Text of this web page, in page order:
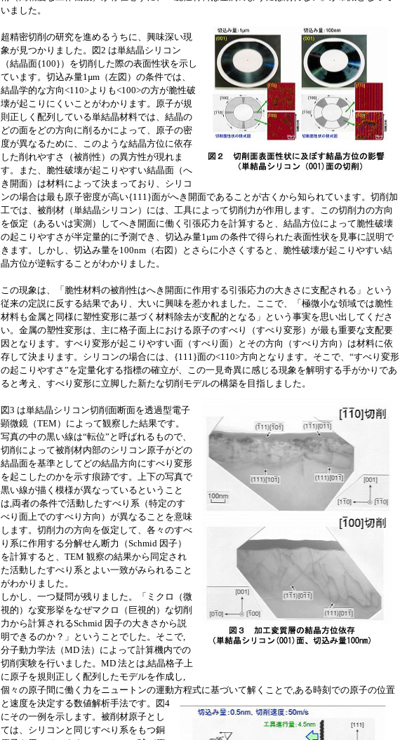
いました。
超精密切削の研究を進めるうちに、興味深い現
象が見つかりました。図2 は単結晶シリコン
（結晶面{100}）を切削した際の表面性状を示し
ています。切込み量1µm（左図）の条件では、
結晶学的な方向<110>よりも<100>の方が脆性破
壊が起こりにくいことがわかります。原子が規
則正しく配列している単結晶材料では、結晶の
どの面をどの方向に削るかによって、原子の密
度が異なるために、このような結晶方位に依存
した削れやすさ（被削性）の異方性が現れま
す。また、脆性破壊が起こりやすい結晶面（へ
き開面）は材料によって決まっており、シリコ
ンの場合は最も原子密度が高い{111}面がへき開面であることが古くから知られています。切削加
工では、被削材（単結晶シリコン）には、工具によって切削力が作用します。この切削力の方向
を仮定（あるいは実測）してへき開面に働く引張応力を計算すると、結晶方位によって脆性破壊
の起こりやすさが半定量的に予測でき、切込み量1µm の条件で得られた表面性状を見事に説明で
きます。しかし、切込み量を100nm（右図）とさらに小さくすると、脆性破壊が起こりやすい結
晶方位が逆転することがわかりました。
この現象は、「脆性材料の被削性はへき開面に作用する引張応力の大きさに支配される」という
従来の定説に反する結果であり、大いに興味を惹かれました。ここで、「極微小な領域では脆性
材料も金属と同様に塑性変形に基づく材料除去が支配的となる」という事実を思い出してくださ
い。金属の塑性変形は、主に格子面上における原子のすべり（すべり変形）が最も重要な支配要
因となります。すべり変形が起こりやすい面（すべり面）とその方向（すべり方向）は材料に依
存して決まります。シリコンの場合には、{111}面の<110>方向となります。そこで、“すべり変形
の起こりやすさ”を定量化する指標の確立が、この一見奇異に感じる現象を解明する手がかりであ
ると考え、すべり変形に立脚した新たな切削モデルの構築を目指しました。
図3 は単結晶シリコン切削面断面を透過型電子
顕微鏡（TEM）によって観察した結果です。
写真の中の黒い線は“転位”と呼ばれるもので、
切削によって被削材内部のシリコン原子がどの
結晶面を基準としてどの結晶方向にすべり変形
を起こしたのかを示す痕跡です。上下の写真で
黒い線が描く模様が異なっているということ
は,両者の条件で活動したすべり系（特定のす
べり面上でのすべり方向）が異なることを意味
します。切削力の方向を仮定して、各々のすべ
り系に作用する分解せん断力（Schmid 因子）
を計算すると、TEM 観察の結果から同定され
た活動したすべり系とよい一致がみられること
がわかりました。
しかし、一つ疑問が残りました。「ミクロ（微
視的）な変形挙をなぜマクロ（巨視的）な切削
力から計算されるSchmid 因子の大きさから説
明できるのか？」ということでした。そこで,
分子動力学法（MD 法）によって計算機内での
切削実験を行いました。MD 法とは,結晶格子上
に原子を規則正しく配列したモデルを作成し,
個々の原子間に働く力をニュートンの運動方程式に基づいて解くことで,ある時刻での原子の位置
と速度を決定する数値解析手法です。図4
にその一例を示します。被削材原子とし
ては、シリコンと同じすべり系をもつ銅